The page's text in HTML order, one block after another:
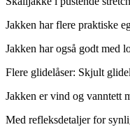
Jakken har flere praktiske
Jakken har også godt med
Flere glidelåser: Skjult
Jakken er vind og vanntett
Med refleksdetaljer for